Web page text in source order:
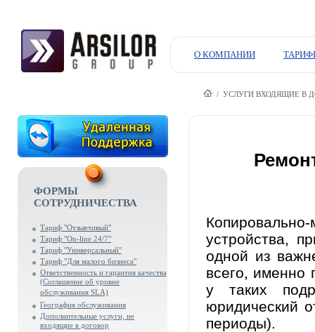
О КОМПАНИИ
/ УСЛУГИ ВХОДЯЩИЕ В
ФОРМЫ
СОТРУДНИЧЕСТВА
Тариф "Отзывчивый"
Тариф "On-line 24/7"
Тариф "Универсальный"
Тариф "Для малого бизнеса"
Ответственность и гарантия качества
(Соглашение об уровне
обслуживания SLA)
География обслуживания
Дополнительные услуги, не
входящие в договор
устройства,
одной из
всего, именно
у таких
юридический
периоды).